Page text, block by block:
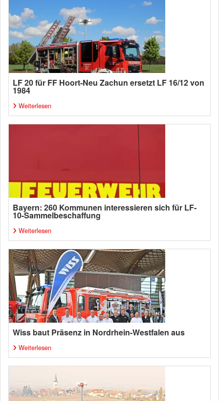
LF 20 für FF Hoort-Neu Zachun ersetzt LF 16/12 von
1984
Weiterlesen
Bayern: 260 Kommunen interessieren sich für LF-
10-Sammelbeschaffung
Weiterlesen
Wiss baut Präsenz in Nordrhein-Westfalen aus
Weiterlesen